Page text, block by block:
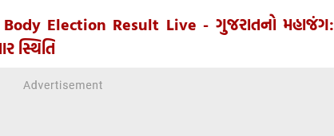
Election Result Live - ગુજરાતનો મહાજંગ:
સ્થિતિ